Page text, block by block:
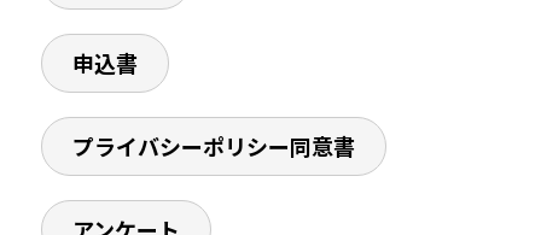
登録・申請
応援パートナー
申込書
プライバシーポリシー同意書